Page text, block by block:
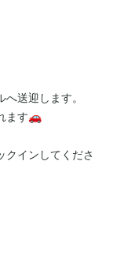
送迎します。
ます🚗
クインしてくださ